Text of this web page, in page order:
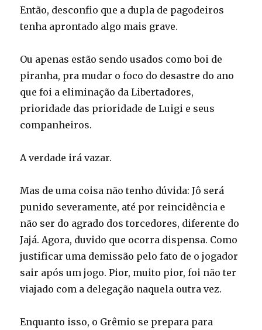
Então, desconfio que a dupla de pagodeiros
tenha aprontado algo mais grave.
Ou apenas estão sendo usados como boi de
piranha, pra mudar o foco do desastre do ano
que foi a eliminação da Libertadores,
prioridade das prioridade de Luigi e seus
companheiros.
A verdade irá vazar.
Mas de uma coisa não tenho dúvida: Jô será
punido severamente, até por reincidência e
não ser do agrado dos torcedores, diferente do
Jajá. Agora, duvido que ocorra dispensa. Como
justificar uma demissão pelo fato de o jogador
sair após um jogo. Pior, muito pior, foi não ter
viajado com a delegação naquela outra vez.
Enquanto isso, o Grêmio se prepara para